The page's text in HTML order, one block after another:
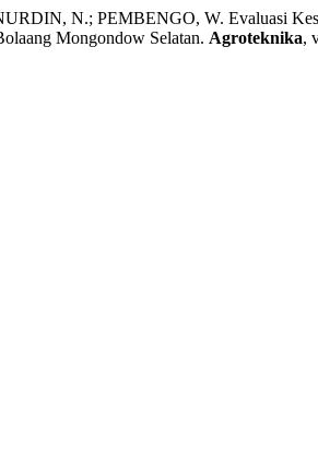
N.; PEMBENGO, W. Evaluasi
Mongondow Selatan. Agroteknika,